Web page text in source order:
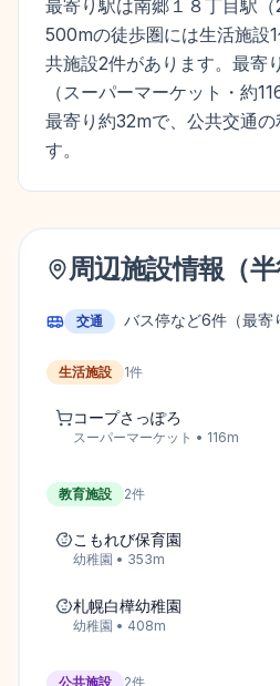
最寄り駅は南郷１８丁目駅
500mの徒歩圏には生活施設
共施設2件があります。最寄
（スーパーマーケット・約
最寄り約32mで、公共交通の
す。
周辺施設情報（
交通 バス停など6件 （最寄
生活施設 1件
コープさっぽろ
スーパーマーケット • 116m
教育施設 2件
こもれび保育園
幼稚園 • 353m
札幌白樺幼稚園
幼稚園 • 408m
公共施設 2件